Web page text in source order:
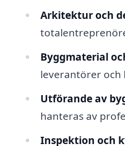
Arkitektur och
Byggmaterial
leverantörer
Utförande av
hanteras av
Inspektion och